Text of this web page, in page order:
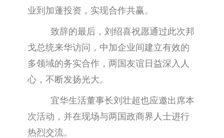
业到加蓬投资，实现合作共赢。
致辞的最后，刘绍喜祝愿通过此次邦
戈总统来华访问，中加企业间建立有效的
多领域的务实合作，两国友谊日益深入人
心，不断发扬光大。
宜华生活董事长刘壮超也应邀出席本
次活动，并在现场与两国政商界人士进行
热烈交流。